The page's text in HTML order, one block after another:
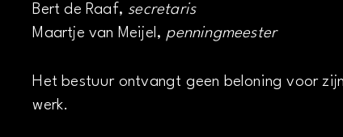
Bert de Raaf, secretaris
Maartje van Meijel, penningmeester
Het bestuur ontvangt geen beloning voor zijn
werk.